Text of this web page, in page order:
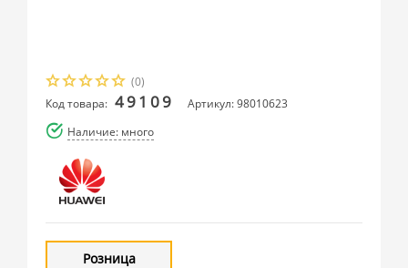
(0)
Код товара: 49109
Артикул: 98010623
Наличие: много
Розница